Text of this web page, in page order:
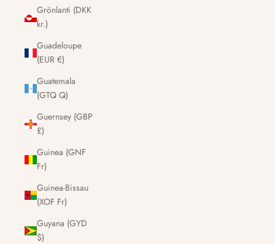
Grönlanti (DKK
kr.)
Guadeloupe
(EUR €)
Guatemala
(GTQ Q)
Guernsey (GBP
£)
Guinea (GNF
Fr)
Guinea-Bissau
(XOF Fr)
Guyana (GYD
$)